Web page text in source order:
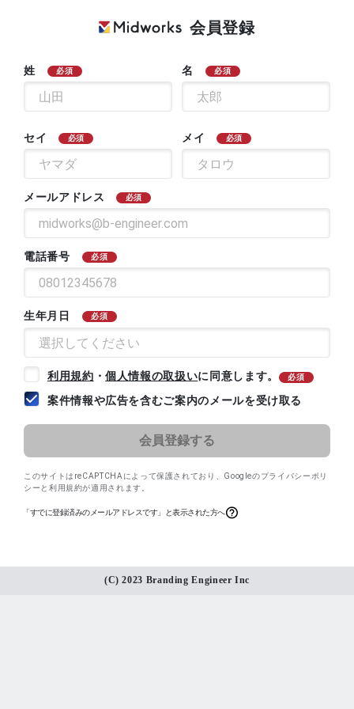
会員登録
姓 必須 名 必須
セイ 必須 メイ 必須
メールアドレス 必須
電話番号 必須
生年月日 必須
利用規約 ・個人情報の取扱いに同意します。 必須
案件情報や広告を含むご案内のメールを受け取る
このサイトはreCAPTCHAによって保護されており、 Googleのプライバシーポリ
シー と 利用規約が適用されます。
「すでに登録済みのメールアドレスです」と表示された方へ
(C) 2023 Branding Engineer Inc